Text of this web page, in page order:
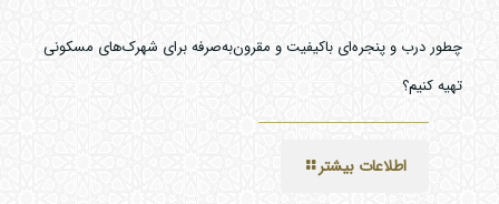
چطور درب و پنجره‌ای باکیفیت و مقرون‌به‌صرفه برای شهرک‌های مسکونی
تهیه کنیم؟
اطلاعات بیشتر